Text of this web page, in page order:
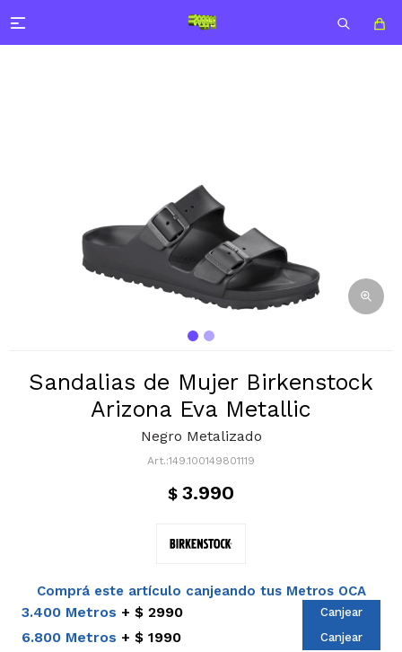

Sandalias de Mujer Birkenstock
Arizona Eva Metallic
Negro Metalizado
149.100149801119
$ 3.990
Comprá este artículo canjeando tus Metros OCA
3.400 Metros $ 2990 Canjear
6.800 Metros $ 1990 Canjear